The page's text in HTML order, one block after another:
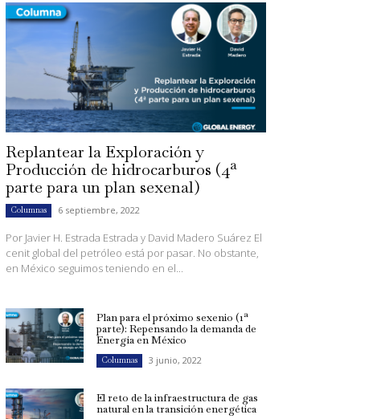
Replantear la Exploración y
Producción de hidrocarburos (4ª
parte para un plan sexenal)
Columnas 6 septiembre, 2022
Por Javier H. Estrada Estrada y David Madero Suárez El
cenit global del petróleo está por pasar. No obstante,
en México seguimos teniendo en el...
Plan para el próximo sexenio (1ª
parte): Repensando la demanda de
Energía en México
Columnas 3 junio, 2022
El reto de la infraestructura de gas
natural en la transición energética